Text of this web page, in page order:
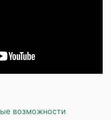
возможности